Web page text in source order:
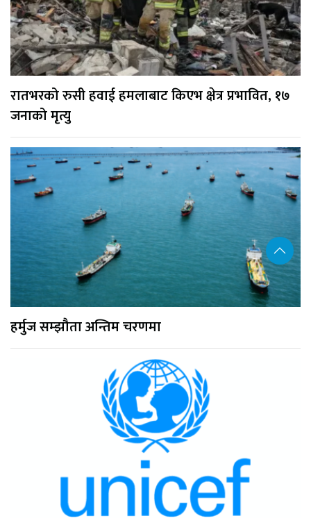
रातभरको रुसी हवाई हमलाबाट किएभ क्षेत्र प्रभावित, १७
जनाको मृत्यु
हर्मुज सम्झौता अन्तिम चरणमा